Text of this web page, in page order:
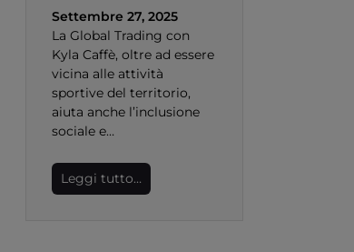
Settembre 27, 2025
La Global Trading con
Kyla Caffè, oltre ad essere
vicina alle attività
sportive del territorio,
aiuta anche l’inclusione
sociale e…
Leggi tutto…